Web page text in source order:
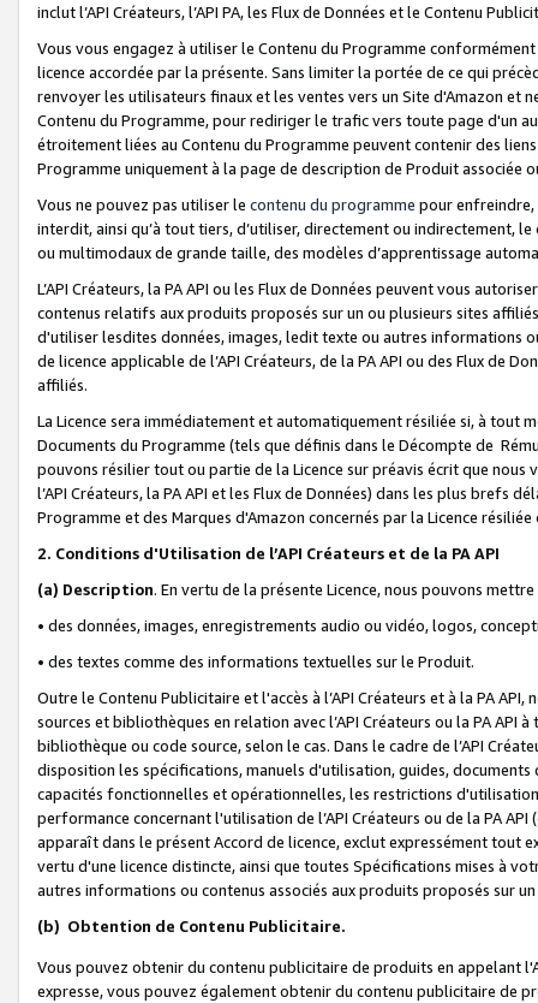
inclut l’API Créateurs, l’API PA, les Flux de Données et le Contenu
Vous vous engagez à utiliser le Contenu du Programme
licence accordée par la présente. Sans limiter la portée de ce qui
renvoyer les utilisateurs finaux et les ventes vers un Site d'Amazon et
Contenu du Programme, pour rediriger le trafic vers toute page d'un
étroitement liées au Contenu du Programme peuvent contenir des
Programme uniquement à la page de description de Produit associée
Vous ne pouvez pas utiliser le contenu du programme pour
interdit, ainsi qu’à tout tiers, d’utiliser, directement ou indirectement,
ou multimodaux de grande taille, des modèles d’apprentissage
L’API Créateurs, la PA API ou les Flux de Données peuvent vous
contenus relatifs aux produits proposés sur un ou plusieurs sites
d'utiliser lesdites données, images, ledit texte ou autres informations
de licence applicable de l’API Créateurs, de la PA API ou des Flux de
affiliés.
La Licence sera immédiatement et automatiquement résiliée si, à
Documents du Programme (tels que définis dans le Décompte de
pouvons résilier tout ou partie de la Licence sur préavis écrit que
l’API Créateurs, la PA API et les Flux de Données) dans les plus
Programme et des Marques d'Amazon concernés par la Licence
2. Conditions d'Utilisation de l’API Créateurs et de la PA API
(a) Description. En vertu de la présente Licence, nous pouvons
• des données, images, enregistrements audio ou vidéo, logos,
• des textes comme des informations textuelles sur le Produit.
Outre le Contenu Publicitaire et l'accès à l’API Créateurs et à la PA
sources et bibliothèques en relation avec l’API Créateurs ou la PA
bibliothèque ou code source, selon le cas. Dans le cadre de l’API
disposition les spécifications, manuels d'utilisation, guides,
capacités fonctionnelles et opérationnelles, les restrictions
performance concernant l'utilisation de l’API Créateurs ou de la PA
apparaît dans le présent Accord de licence, exclut expressément tout
vertu d'une licence distincte, ainsi que toutes Spécifications mises à
autres informations ou contenus associés aux produits proposés sur
(b) Obtention de Contenu Publicitaire.
Vous pouvez obtenir du contenu publicitaire de produits en appelant
expresse, vous pouvez également obtenir du contenu publicitaire de